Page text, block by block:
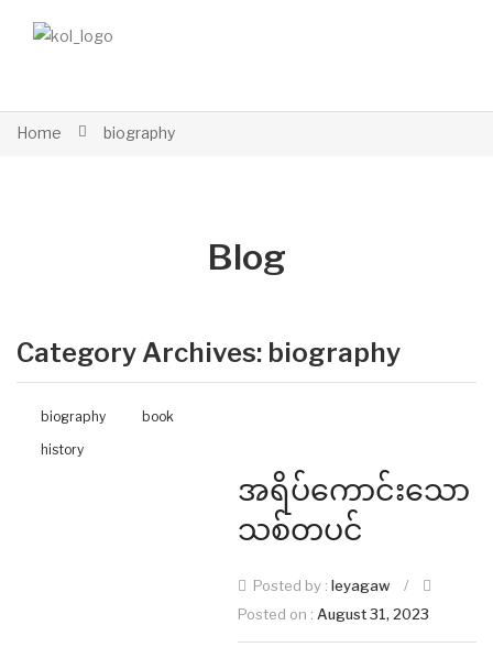
Home biography
Blog
Category Archives: biography
biography
book
history
အရိပ်ကောင်းသော
သစ်တပင်
Posted by : leyagaw
/
Posted on : August 31, 2023